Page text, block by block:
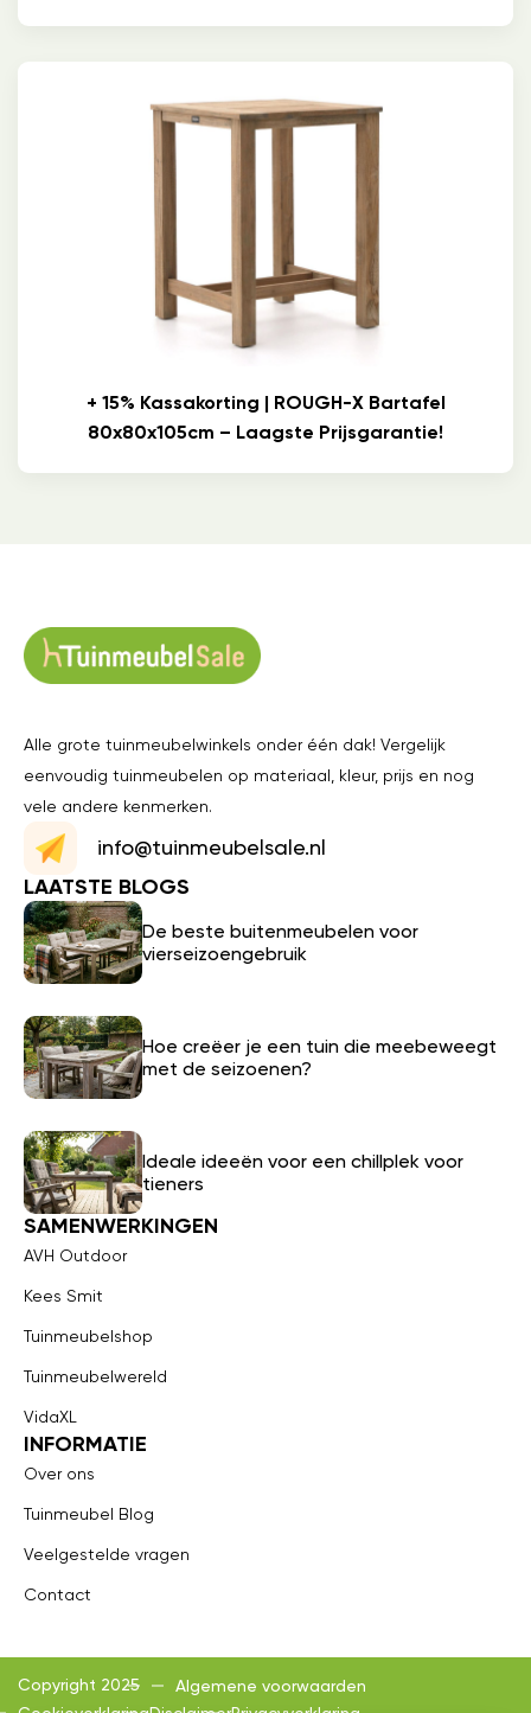
+ 15% Kassakorting | ROUGH-X Bartafel
80x80x105cm – Laagste Prijsgarantie!
Alle grote tuinmeubelwinkels onder één dak! Vergelijk
eenvoudig tuinmeubelen op materiaal, kleur, prijs en nog
vele andere kenmerken.
info@tuinmeubelsale.nl
LAATSTE BLOGS
De beste buitenmeubelen voor
vierseizoengebruik
Hoe creëer je een tuin die meebeweegt
met de seizoenen?
Ideale ideeën voor een chillplek voor
tieners
SAMENWERKINGEN
AVH Outdoor
Kees Smit
Tuinmeubelshop
Tuinmeubelwereld
VidaXL
INFORMATIE
Over ons
Tuinmeubel Blog
Veelgestelde vragen
Contact
Copyright 2025
Algemene voorwaarden